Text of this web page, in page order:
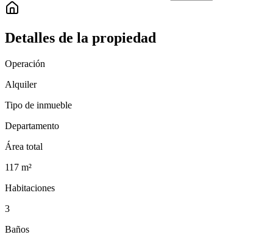
Detalles de la propiedad
Operación
Alquiler
Tipo de inmueble
Departamento
Área total
117 m²
Habitaciones
3
Baños